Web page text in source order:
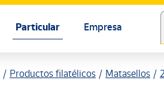
Particular Empresa
Productos filatélicos Matasellos